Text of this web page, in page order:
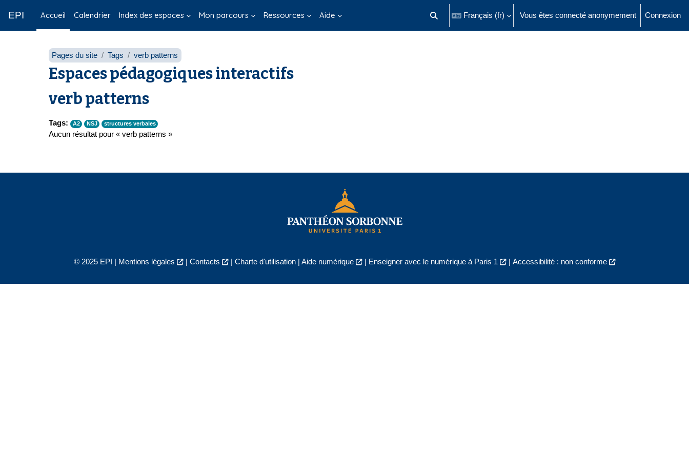
EPI Accueil Calendrier Index des espaces Mon parcours Ressources Aide Activer/désactiver la saisie de recherche
Français ‎(fr)‎ Vous êtes connecté anonymement Connexion
Pages du site Tags verb patterns
Espaces pédagogiques interactifs
verb patterns
Tags: A2 NSJ structures verbales
Aucun résultat pour « verb patterns »
© 2025 EPI | Mentions légales | Contacts | Charte d'utilisation| Aide numérique | Enseigner avec le numérique à Paris 1 | Accessibilité : non conforme